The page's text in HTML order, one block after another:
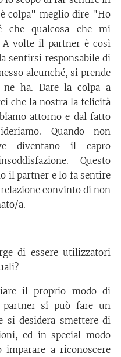
colpa" meglio dire "Ho
che qualcosa che mi
volte il partner è così
sentirsi responsabile di
alcunché, si prende
ha. Dare la colpa a
che la nostra la felicità
attorno e dal fatto
Quando non
diventano il capro
Questo
il partner e lo fa sentire
convinto di non
a.
di essere utilizzatori
il proprio modo di
partner si può fare un
si desidera smettere di
ed in special modo
a riconoscere